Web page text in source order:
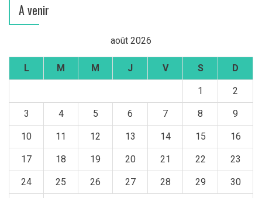
A venir
août 2026
L M M J V S D
1 2
3 4 5 6 7 8 9
10 11 12 13 14 15 16
17 18 19 20 21 22 23
24 25 26 27 28 29 30